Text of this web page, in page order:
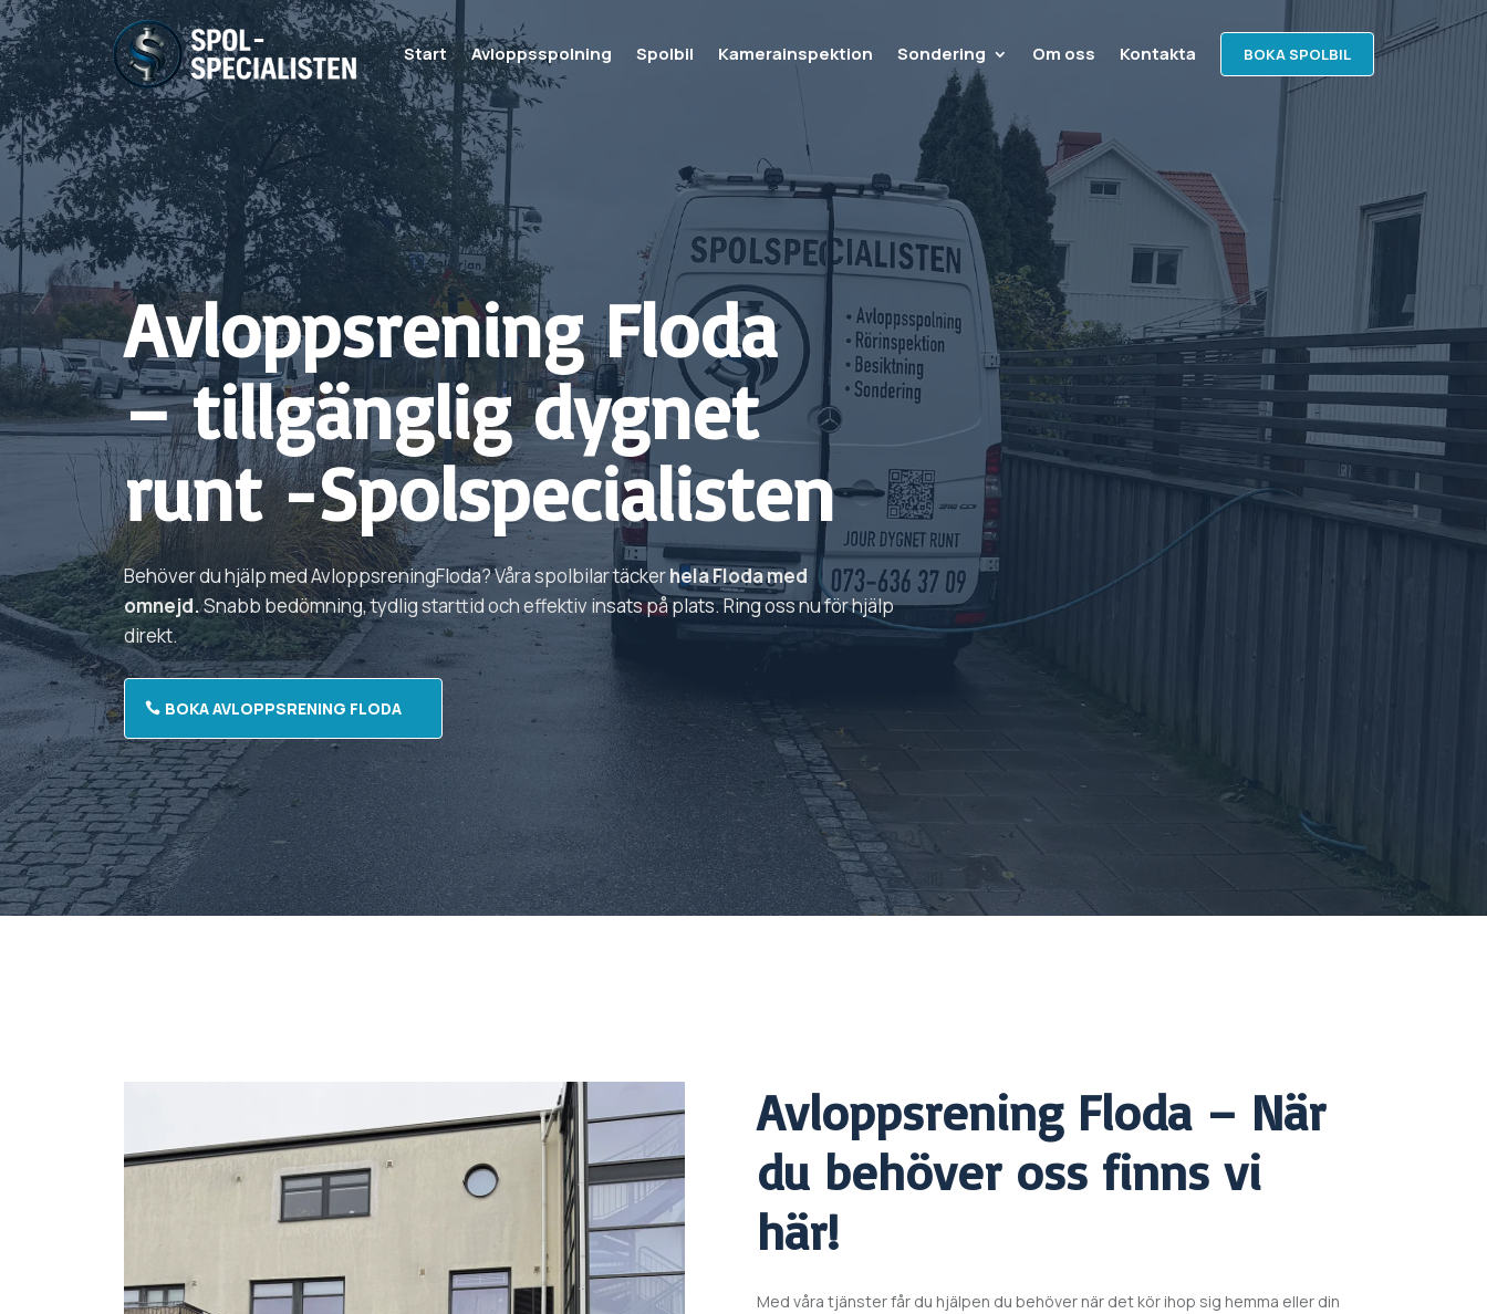
Start Avloppsspolning Spolbil Kamerainspektion Sondering Om oss Kontakta BOKA SPOLBIL
AvloppsreningFloda
– tillgänglig dygnet
runt -Spolspecialisten
Behöver du hjälp medAvloppsreningFloda?Våra spolbilar täckerhelaFlodamed
omnejd.Snabb bedömning, tydlig starttid och effektiv insats på plats. Ring oss nu för hjälp
direkt.
BOKA AVLOPPSRENING FLODA
Avloppsrening Floda – När
du behöver oss finns vi
här!
Med våra tjänster får du hjälpen du behöver när det kör ihop sig hemma eller din